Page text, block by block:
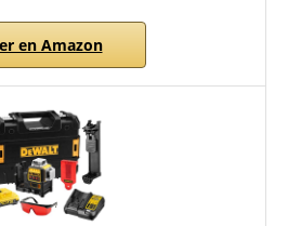
en Amazon